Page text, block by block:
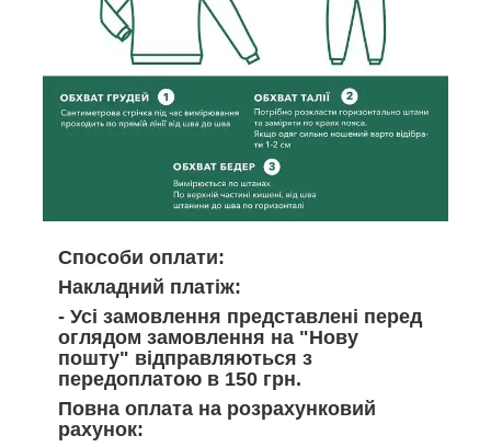
Способи оплати:
Накладний платіж:
- Усі замовлення представлені перед
оглядом замовлення на "Нову
пошту" відправляються з
передоплатою в 150 грн.
Повна оплата на розрахунковий
рахунок: